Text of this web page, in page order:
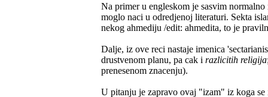
Na primer u engleskom je sasvim
moglo naci u odredjenoj literaturi. Sekta
nekog ahmediju /edit: ahmedita, to je
Dalje, iz ove reci nastaje imenica
drustvenom planu, pa cak i razlicitih religija
prenesenom znacenju).
U pitanju je zapravo ovaj "izam" iz koga se